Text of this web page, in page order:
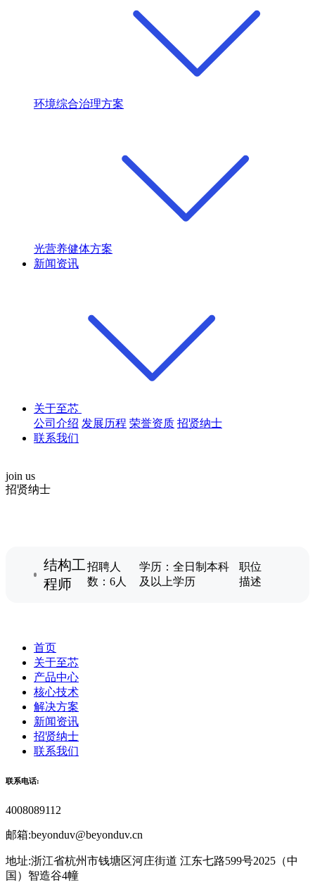
环境综合治理方案
光营养健体方案
新闻资讯
关于至芯
公司介绍 发展历程 荣誉资质 招贤纳士
联系我们
join us
招贤纳士
结构工
程师
招聘人
数：6人
学历：全日制本科
及以上学历
职位
描述
首页
关于至芯
产品中心
核心技术
解决方案
新闻资讯
招贤纳士
联系我们
联系电话:
4008089112
邮箱:beyonduv@beyonduv.cn
地址:浙江省杭州市钱塘区河庄街道 江东七路599号2025（中
国）智造谷4幢